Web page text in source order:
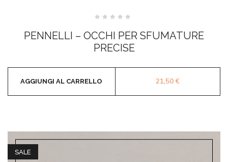
su
5
PENNELLI – OCCHI PER SFUMATURE
PRECISE
21,50€
AGGIUNGI AL CARRELLO
SALE